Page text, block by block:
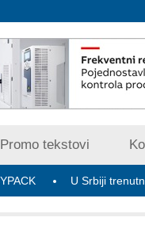
Promo tekstovi
U Srbiji trenutno